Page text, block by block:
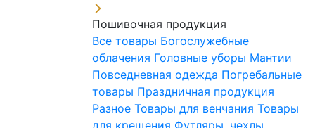
Пошивочная продукция
Все товары Богослужебные
облачения Головные уборы Мантии
Повседневная одежда Погребальные
товары Праздничная продукция
Разное Товары для венчания Товары
для крещения Футляры, чехлы,